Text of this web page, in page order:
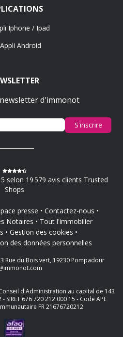
Iphone / Ipad
Appli Android
d'immonot
S'inscrire
selon 19 579 avis clients Trusted
Shops
presse
Contactez-nous
Notaires
Tout l'immobilier
Gestion des cookies
des données personnelles
Rue du Bois vert, 19230 Pompadour
d'Administration au capital de 143
- SIRET 676 720 212 000 15 - Code APE
FR 21676720212